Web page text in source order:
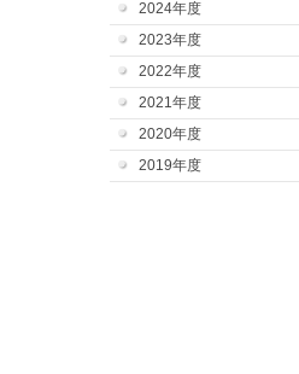
2024年度
2023年度
2022年度
2021年度
2020年度
2019年度